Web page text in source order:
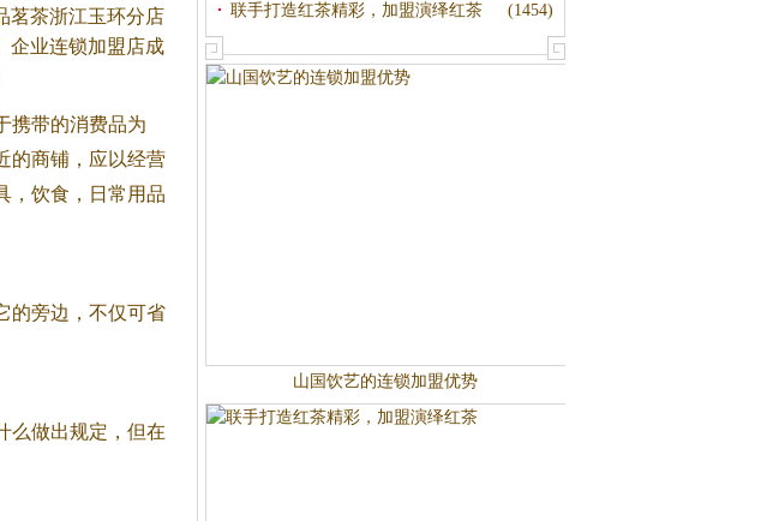
茗茶浙江玉环分店
企业连锁加盟店成
带的消费品为
的商铺，应以经营
，饮食，日常用品
旁边，不仅可省
做出规定，但在
(1454)
联手打造红茶精彩，加盟演绎红茶
山国饮艺的连锁加盟优势